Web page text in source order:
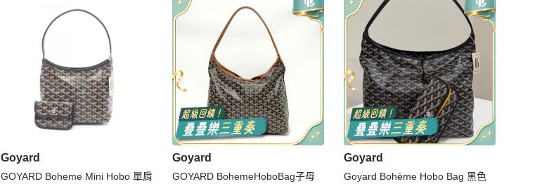
Goyard
GOYARD Boheme Mini Hobo 單肩
Goyard
GOYARD BohemeHoboBag子母
Goyard
Goyard Bohème Hobo Bag 黑色